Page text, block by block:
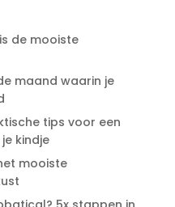
is de mooiste
maand waarin je
tips voor een
kindje
mooiste